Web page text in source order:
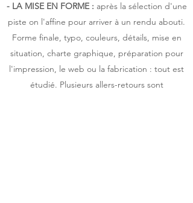
​- LA MISE EN FORME : après la sélection d'une
piste on l'affine pour arriver à un rendu abouti.
Forme finale, typo, couleurs, détails, mise en
situation, charte graphique, préparation pour
l'impression, le web ou la fabrication : tout est
étudié. Plusieurs allers-retours sont